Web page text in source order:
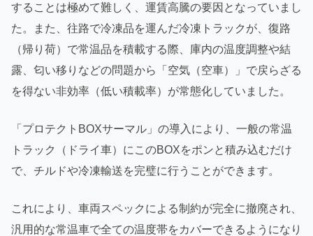
することは極めて難しく、運賃高騰の要因となっていまし
た。また、往路で冷凍品を運んだ冷凍トラックが、復路
（帰り荷）で常温品を積載する際、庫内の温度調整や結
露、匂い移りなどの問題から「空気（空車）」で戻らざる
を得ない非効率（低い積載率）が常態化していました。
「プロテクトBOXサーマル」の導入により、一般の常温
トラック（ドライ車）にこのBOXをポンと積み込むだけ
で、チルドや冷凍輸送を完璧に行うことができます。
これにより、車両スペックによる制約が完全に撤廃され、
汎用的な常温車で全ての温度帯をカバーできるようになり